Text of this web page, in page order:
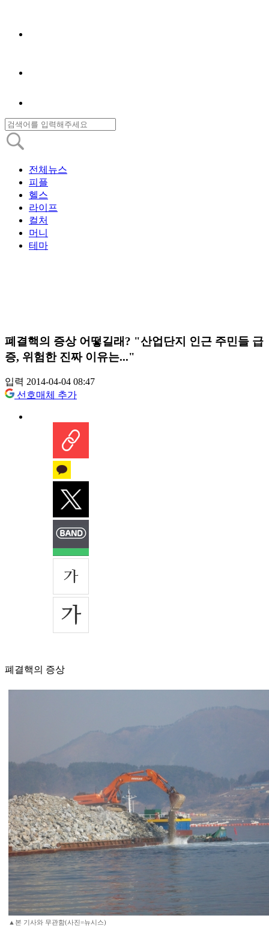
전체뉴스
피플
헬스
라이프
컬처
머니
테마
폐결핵의 증상 어떻길래? "산업단지 인근 주민들 급
증, 위험한 진짜 이유는..."
입력 2014-04-04 08:47
선호매체 추가
폐결핵의 증상
▲본 기사와 무관함(사진=뉴시스)